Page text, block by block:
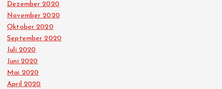
Dezember 2020
November 2020
Oktober 2020
September 2020
Juli 2020
Juni 2020
Mai 2020
April 2020